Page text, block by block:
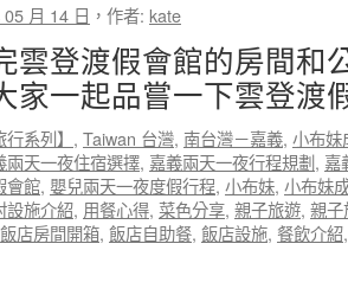
中
甕
窯
雞
殺
食
記
+濃
厚
月 14 日 ， 作者: kate
雲登渡假會館的房間和
家一起品嘗一下雲登
系列】 , Taiwan 台灣, 南台灣－嘉義, 小布妹
兩天一夜住宿選擇, 嘉義兩天一夜行程規劃, 嘉
會館, 嬰兒兩天一夜度假行程, 小布妹, 小布妹
設施介紹, 用餐心得, 菜色分享, 親子旅遊, 親子
飯店房間開箱, 飯店自助餐, 飯店設施, 餐飲介紹